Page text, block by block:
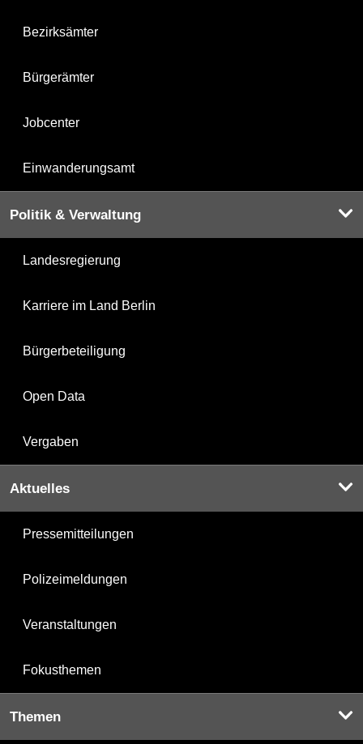
Bezirksämter
Bürgerämter
Jobcenter
Einwanderungsamt
Politik & Verwaltung
Landesregierung
Karriere im Land Berlin
Bürgerbeteiligung
Open Data
Vergaben
Aktuelles
Pressemitteilungen
Polizeimeldungen
Veranstaltungen
Fokusthemen
Themen